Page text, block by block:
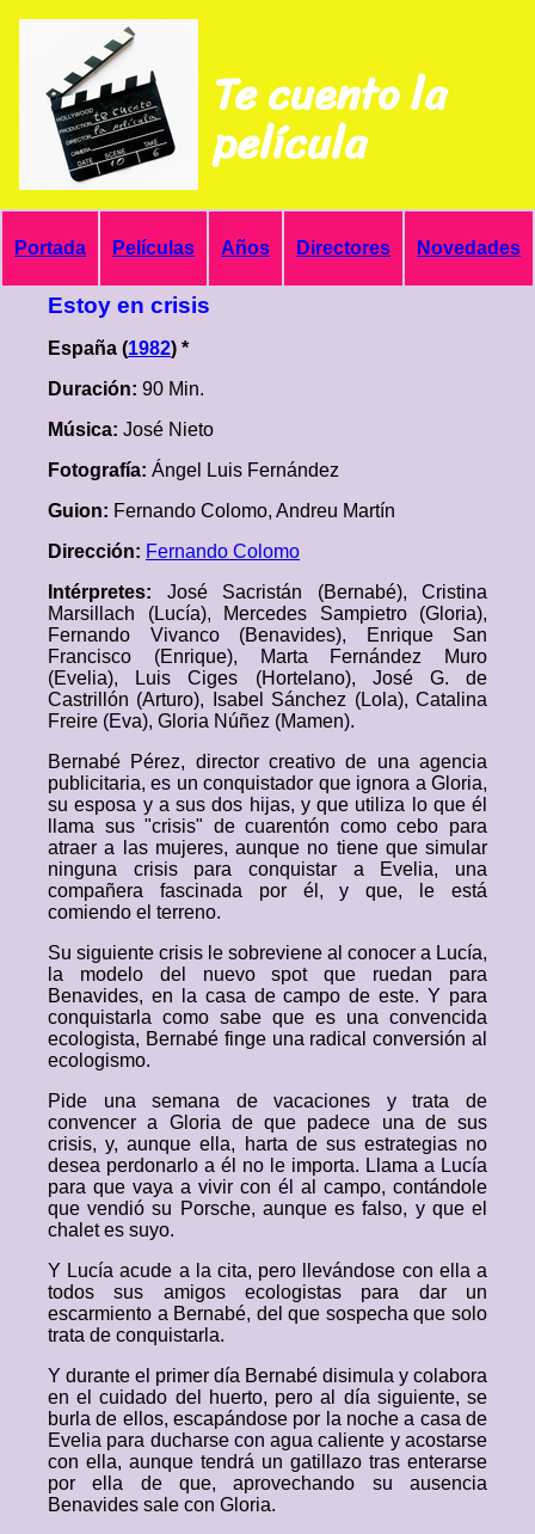
Te cuento la
película
Portada Películas Años Directores Novedades
Estoy en crisis
España (1982) *
Duración: 90 Min.
Música: José Nieto
Fotografía: Ángel Luis Fernández
Guion: Fernando Colomo, Andreu Martín
Dirección: Fernando Colomo
Intérpretes: José Sacristán (Bernabé), Cristina
Marsillach (Lucía), Mercedes Sampietro (Gloria),
Fernando Vivanco (Benavides), Enrique San
Francisco (Enrique), Marta Fernández Muro
(Evelia), Luis Ciges (Hortelano), José G. de
Castrillón (Arturo), Isabel Sánchez (Lola), Catalina
Freire (Eva), Gloria Núñez (Mamen).
Bernabé Pérez, director creativo de una agencia
publicitaria, es un conquistador que ignora a Gloria,
su esposa y a sus dos hijas, y que utiliza lo que él
llama sus "crisis" de cuarentón como cebo para
atraer a las mujeres, aunque no tiene que simular
ninguna crisis para conquistar a Evelia, una
compañera fascinada por él, y que, le está
comiendo el terreno.
Su siguiente crisis le sobreviene al conocer a Lucía,
la modelo del nuevo spot que ruedan para
Benavides, en la casa de campo de este. Y para
conquistarla como sabe que es una convencida
ecologista, Bernabé finge una radical conversión al
ecologismo.
Pide una semana de vacaciones y trata de
convencer a Gloria de que padece una de sus
crisis, y, aunque ella, harta de sus estrategias no
desea perdonarlo a él no le importa. Llama a Lucía
para que vaya a vivir con él al campo, contándole
que vendió su Porsche, aunque es falso, y que el
chalet es suyo.
Y Lucía acude a la cita, pero llevándose con ella a
todos sus amigos ecologistas para dar un
escarmiento a Bernabé, del que sospecha que solo
trata de conquistarla.
Y durante el primer día Bernabé disimula y colabora
en el cuidado del huerto, pero al día siguiente, se
burla de ellos, escapándose por la noche a casa de
Evelia para ducharse con agua caliente y acostarse
con ella, aunque tendrá un gatillazo tras enterarse
por ella de que, aprovechando su ausencia
Benavides sale con Gloria.